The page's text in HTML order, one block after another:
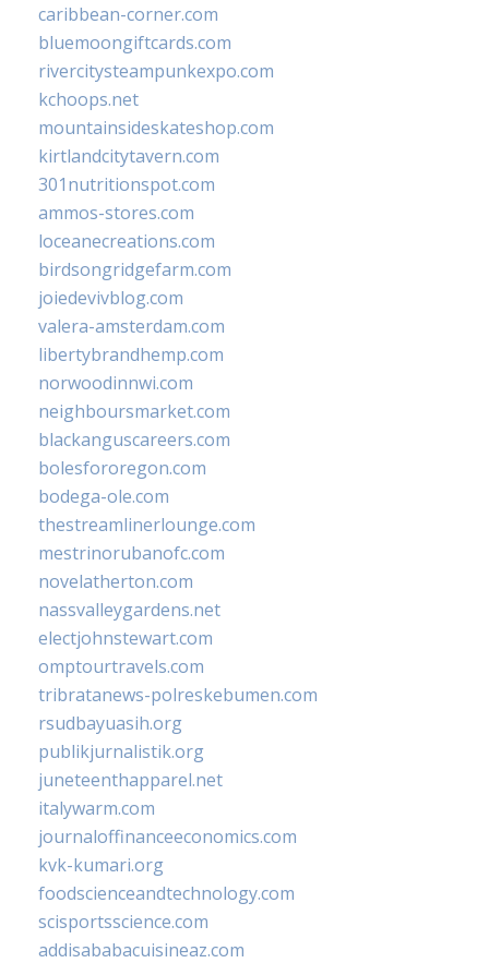
caribbean-corner.com
bluemoongiftcards.com
rivercitysteampunkexpo.com
kchoops.net
mountainsideskateshop.com
kirtlandcitytavern.com
301nutritionspot.com
ammos-stores.com
loceanecreations.com
birdsongridgefarm.com
joiedevivblog.com
valera-amsterdam.com
libertybrandhemp.com
norwoodinnwi.com
neighboursmarket.com
blackanguscareers.com
bolesfororegon.com
bodega-ole.com
thestreamlinerlounge.com
mestrinorubanofc.com
novelatherton.com
nassvalleygardens.net
electjohnstewart.com
omptourtravels.com
tribratanews-polreskebumen.com
rsudbayuasih.org
publikjurnalistik.org
juneteenthapparel.net
italywarm.com
journaloffinanceeconomics.com
kvk-kumari.org
foodscienceandtechnology.com
scisportsscience.com
addisababacuisineaz.com